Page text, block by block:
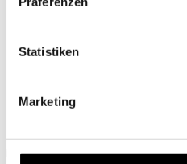
Statistiken
Marketing
Melden Sie sich für unseren